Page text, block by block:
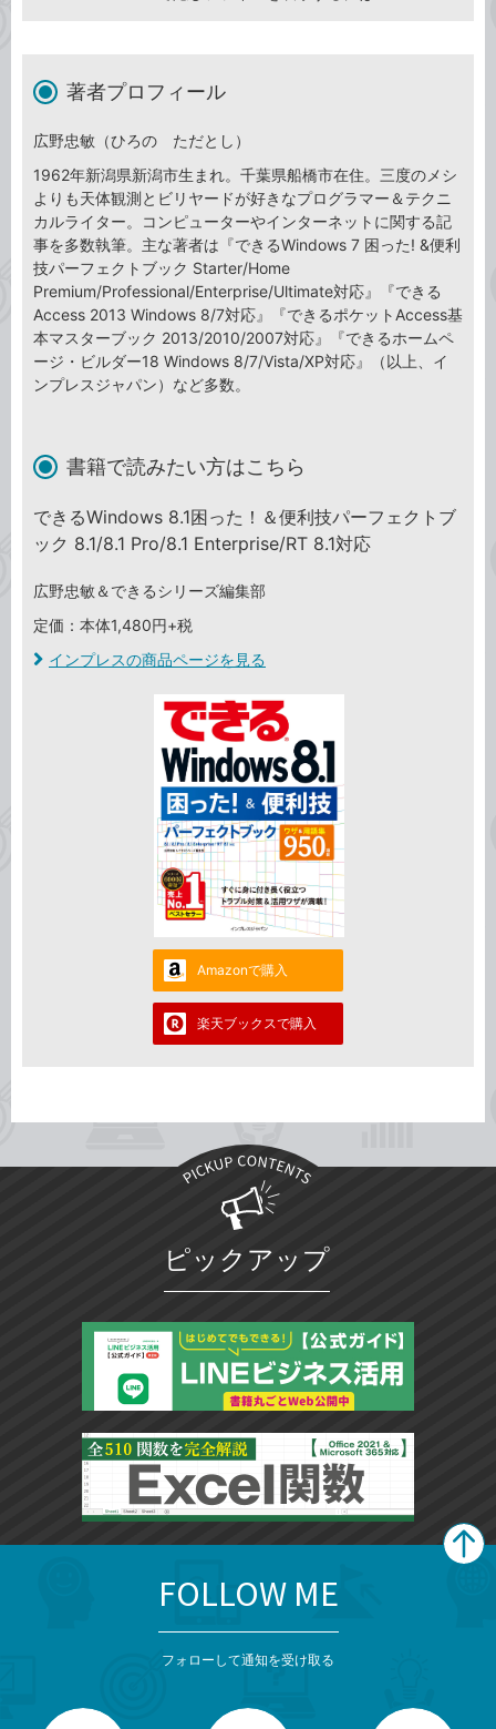
著者プロフィール
広野忠敏（ひろの ただとし）
1962年新潟県新潟市生まれ。千葉県船橋市在住。三度のメシ
よりも天体観測とビリヤードが好きなプログラマー＆テクニ
カルライター。コンピューターやインターネットに関する記
事を多数執筆。主な著者は『できるWindows 7 困った! &便利
技パーフェクトブック Starter/Home
Premium/Professional/Enterprise/Ultimate対応』『できる
Access 2013 Windows 8/7対応』『できるポケットAccess基
本マスターブック 2013/2010/2007対応』『できるホームペ
ージ・ビルダー18 Windows 8/7/Vista/XP対応』（以上、イ
ンプレスジャパン）など多数。
書籍で読みたい方はこちら
できるWindows 8.1困った！＆便利技パーフェクトブ
ック 8.1/8.1 Pro/8.1 Enterprise/RT 8.1対応
広野忠敏＆できるシリーズ編集部
定価：本体1,480円+税
インプレスの商品ページを見る
Amazonで購入
楽天ブックスで購入
ピックアップ
FOLLOW ME
フォローして通知を受け取る